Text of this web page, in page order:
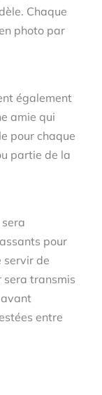
Chaque
photo par
également
amie qui
pour chaque
partie de la
pour
servir de
sera transmis
avant
entre